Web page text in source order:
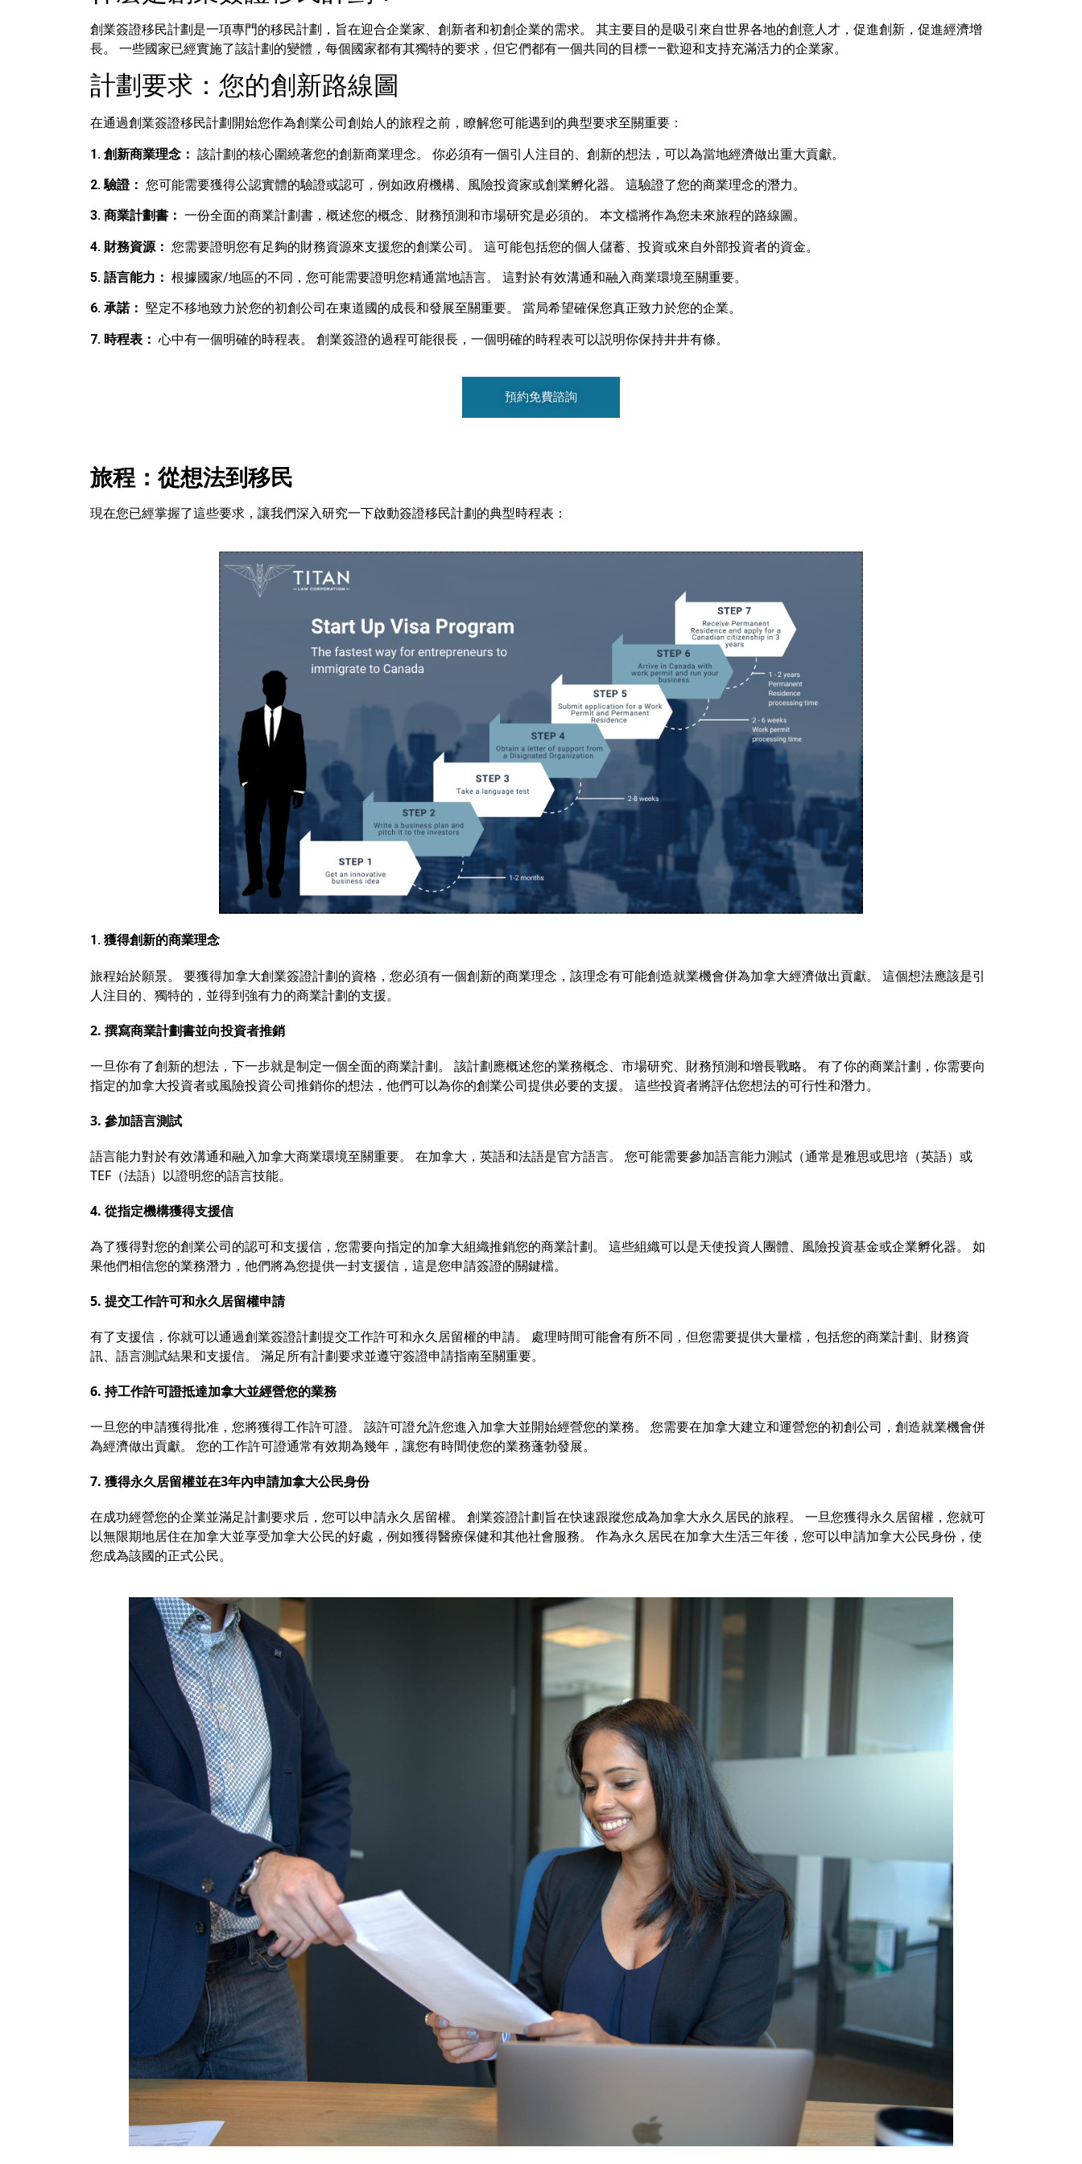
創業簽證移民計劃是一項專門的移民計劃，旨在迎合企業家、創新者和初創企業的需求。 其主要目的是吸引來自世界各地的創意人才，促進創新，促進經濟增
長。 一些國家已經實施了該計劃的變體，每個國家都有其獨特的要求，但它們都有一個共同的目標——歡迎和支持充滿活力的企業家。
計劃要求：您的創新路線圖
在通過創業簽證移民計劃開始您作為創業公司創始人的旅程之前，瞭解您可能遇到的典型要求至關重要：
1. 創新商業理念： 該計劃的核心圍繞著您的創新商業理念。 你必須有一個引人注目的、創新的想法，可以為當地經濟做出重大貢獻。
2. 驗證： 您可能需要獲得公認實體的驗證或認可，例如政府機構、風險投資家或創業孵化器。 這驗證了您的商業理念的潛力。
3. 商業計劃書： 一份全面的商業計劃書，概述您的概念、財務預測和市場研究是必須的。 本文檔將作為您未來旅程的路線圖。
4. 財務資源： 您需要證明您有足夠的財務資源來支援您的創業公司。 這可能包括您的個人儲蓄、投資或來自外部投資者的資金。
5. 語言能力： 根據國家/地區的不同，您可能需要證明您精通當地語言。 這對於有效溝通和融入商業環境至關重要。
6. 承諾： 堅定不移地致力於您的初創公司在東道國的成長和發展至關重要。 當局希望確保您真正致力於您的企業。
7. 時程表： 心中有一個明確的時程表。 創業簽證的過程可能很長，一個明確的時程表可以説明你保持井井有條。
預約免費諮詢
旅程：從想法到移民
現在您已經掌握了這些要求，讓我們深入研究一下啟動簽證移民計劃的典型時程表：
1. 獲得創新的商業理念
旅程始於願景。 要獲得加拿大創業簽證計劃的資格，您必須有一個創新的商業理念，該理念有可能創造就業機會併為加拿大經濟做出貢獻。 這個想法應該是引
人注目的、獨特的，並得到強有力的商業計劃的支援。
2. 撰寫商業計劃書並向投資者推銷
一旦你有了創新的想法，下一步就是制定一個全面的商業計劃。 該計劃應概述您的業務概念、市場研究、財務預測和增長戰略。 有了你的商業計劃，你需要向
指定的加拿大投資者或風險投資公司推銷你的想法，他們可以為你的創業公司提供必要的支援。 這些投資者將評估您想法的可行性和潛力。
3. 參加語言測試
語言能力對於有效溝通和融入加拿大商業環境至關重要。 在加拿大，英語和法語是官方語言。 您可能需要參加語言能力測試（通常是雅思或思培（英語）或
TEF（法語）以證明您的語言技能。
4. 從指定機構獲得支援信
為了獲得對您的創業公司的認可和支援信，您需要向指定的加拿大組織推銷您的商業計劃。 這些組織可以是天使投資人團體、風險投資基金或企業孵化器。 如
果他們相信您的業務潛力，他們將為您提供一封支援信，這是您申請簽證的關鍵檔。
5. 提交工作許可和永久居留權申請
有了支援信，你就可以通過創業簽證計劃提交工作許可和永久居留權的申請。 處理時間可能會有所不同，但您需要提供大量檔，包括您的商業計劃、財務資
訊、語言測試結果和支援信。 滿足所有計劃要求並遵守簽證申請指南至關重要。
6. 持工作許可證抵達加拿大並經營您的業務
一旦您的申請獲得批准，您將獲得工作許可證。 該許可證允許您進入加拿大並開始經營您的業務。 您需要在加拿大建立和運營您的初創公司，創造就業機會併
為經濟做出貢獻。 您的工作許可證通常有效期為幾年，讓您有時間使您的業務蓬勃發展。
7. 獲得永久居留權並在3年內申請加拿大公民身份
在成功經營您的企業並滿足計劃要求后，您可以申請永久居留權。 創業簽證計劃旨在快速跟蹤您成為加拿大永久居民的旅程。 一旦您獲得永久居留權，您就可
以無限期地居住在加拿大並享受加拿大公民的好處，例如獲得醫療保健和其他社會服務。 作為永久居民在加拿大生活三年後，您可以申請加拿大公民身份，使
您成為該國的正式公民。